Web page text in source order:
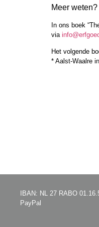
Meer weten?
In ons boek
via
Het volgende
* Aalst-Waalre
IBAN: NL 27 RABO
PayPal